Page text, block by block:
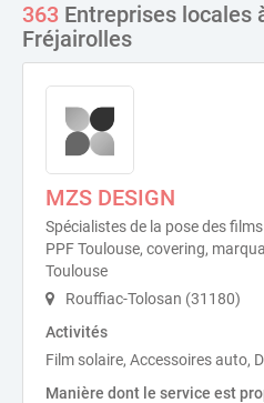
363 Entreprises locales
Fréjairolles
MZS DESIGN
Spécialistes de la pose des
PPF Toulouse, covering,
Toulouse
Rouffiac-Tolosan (31180)
Activités
Film solaire, Accessoires auto,
Manière dont le service est